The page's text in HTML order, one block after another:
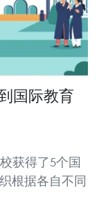
国际教育
获得了5个国
根据各自不同